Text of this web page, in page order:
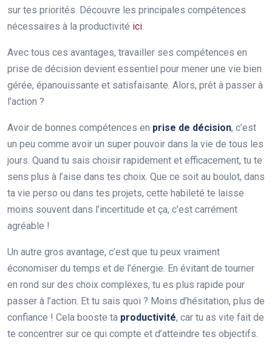
sur tes priorités. Découvre les principales compétences
nécessaires à la productivité ici.
Avec tous ces avantages, travailler ses compétences en
prise de décision devient essentiel pour mener une vie bien
gérée, épanouissante et satisfaisante. Alors, prêt à passer à
l’action ?
Avoir de bonnes compétences en prise de décision, c’est
un peu comme avoir un super pouvoir dans la vie de tous les
jours. Quand tu sais choisir rapidement et efficacement, tu te
sens plus à l’aise dans tes choix. Que ce soit au boulot, dans
ta vie perso ou dans tes projets, cette habileté te laisse
moins souvent dans l’incertitude et ça, c’est carrément
agréable !
Un autre gros avantage, c’est que tu peux vraiment
économiser du temps et de l’énergie. En évitant de tourner
en rond sur des choix complexes, tu es plus rapide pour
passer à l’action. Et tu sais quoi ? Moins d’hésitation, plus de
confiance ! Cela booste ta productivité, car tu as vite fait de
te concentrer sur ce qui compte et d’atteindre tes objectifs.